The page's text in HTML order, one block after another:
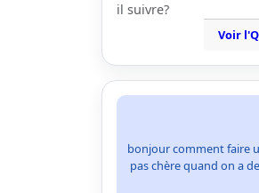
il suivre?
Voir
bonjour comment faire
pas chère quand on a